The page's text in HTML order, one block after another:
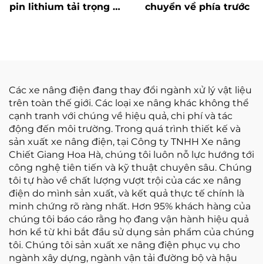
pin lithium tải trọng 10
chuyển về phía trước
Các xe nâng điện đang thay đổi ngành xử lý vật liệu
trên toàn thế giới. Các loại xe nâng khác không thể
cạnh tranh với chúng về hiệu quả, chi phí và tác
động đến môi trường. Trong quá trình thiết kế và
sản xuất xe nâng điện, tại Công ty TNHH Xe nâng
Chiết Giang Hoa Hà, chúng tôi luôn nỗ lực hướng tới
công nghệ tiên tiến và kỹ thuật chuyên sâu. Chúng
tôi tự hào về chất lượng vượt trội của các xe nâng
điện do mình sản xuất, và kết quả thực tế chính là
minh chứng rõ ràng nhất. Hơn 95% khách hàng của
chúng tôi báo cáo rằng họ đang vận hành hiệu quả
hơn kể từ khi bắt đầu sử dụng sản phẩm của chúng
tôi. Chúng tôi sản xuất xe nâng điện phục vụ cho
ngành xây dựng, ngành vận tải đường bộ và hậu